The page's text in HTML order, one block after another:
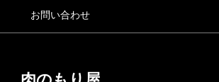
お問い合わせ